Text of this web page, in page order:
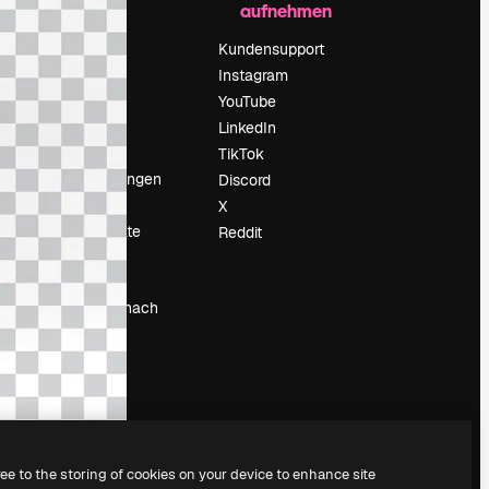
Reviews
Karriere
Suchtrends
Blog
Veranstaltungen
Deine Inhalte
verkaufen
Pressesaal
Suchst du nach
magnific.ai
aufnehmen
Kundensupport
Instagram
YouTube
LinkedIn
TikTok
Discord
X
Reddit
to the storing of cookies on your device to enhance site